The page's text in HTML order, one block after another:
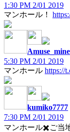
1:30 PM 2/01 2019
マンホール！
Amuse_mine
5:30 PM 2/01 2019
マンホール https://
kumiko7777
7:30 PM 2/01 2019
マンホール✖️ご当